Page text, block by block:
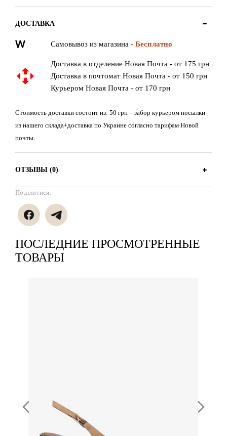
ДОСТАВКА
Самовывоз из магазина - Бесплатно
Доставка в отделение Новая Почта - от 175 грн
Доставка в почтомат Новая Почта - от 150 грн
Курьером Новая Почта - от 170 грн
Стоимость доставки состоит из: 50 грн – забор курьером посылки
из нашего склада+доставка по Украине согласно тарифам Новой
почты.
ОТЗЫВЫ (0)
Поділитися:
ПОСЛЕДНИЕ ПРОСМОТРЕННЫЕ
ТОВАРЫ